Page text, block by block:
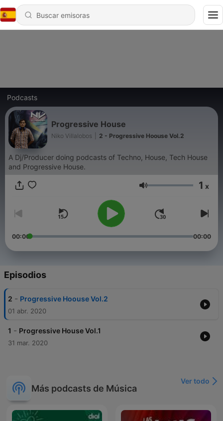
Podcasts
Progressive House
Niko Villalobos 2 - Progressive Hoouse Vol.2
A Dj/Producer doing podcasts of Techno, House, Tech House
and Progressive House.
Volumen 1 x
00:00 00:00
Episodios
2 - Progressive Hoouse Vol.2
01 abr. 2020
1 - Progressive House Vol.1
31 mar. 2020
Más podcasts de Música
Ver todo